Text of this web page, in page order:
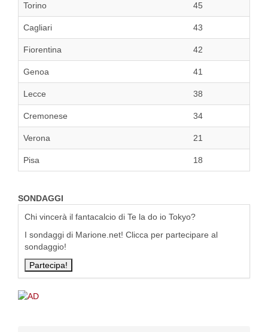
Torino 45
Cagliari 43
Fiorentina 42
Genoa 41
Lecce 38
Cremonese 34
Verona 21
Pisa 18
SONDAGGI
Chi vincerà il fantacalcio di Te la do io Tokyo?
I sondaggi di Marione.net! Clicca per partecipare al
sondaggio!